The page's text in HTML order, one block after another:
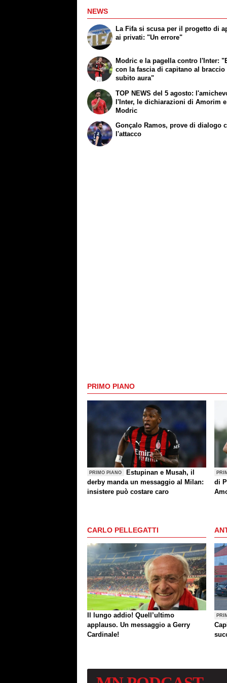
NEWS
La Fifa si scusa per il progetto di
ai privati: "Un errore"
Modric e la pagella contro l'Inter:
con la fascia di capitano al braccio
subito aura"
TOP NEWS del 5 agosto:
l'Inter, le dichiarazioni di Amorim e
Modric
Gonçalo Ramos, prove di dialogo
l'attacco
PRIMO PIANO
PRIMO PIANO
Estupinan e Musah, il
derby manda un messaggio al Milan:
insistere può costare caro
di
CARLO PELLEGATTI
Il lungo addio! Quell’ultimo
applauso. Un messaggio a Gerry
Cardinale!